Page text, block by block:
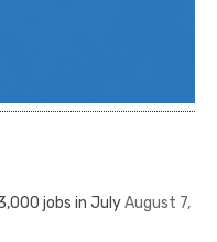
jobs in JulyAugust 7,